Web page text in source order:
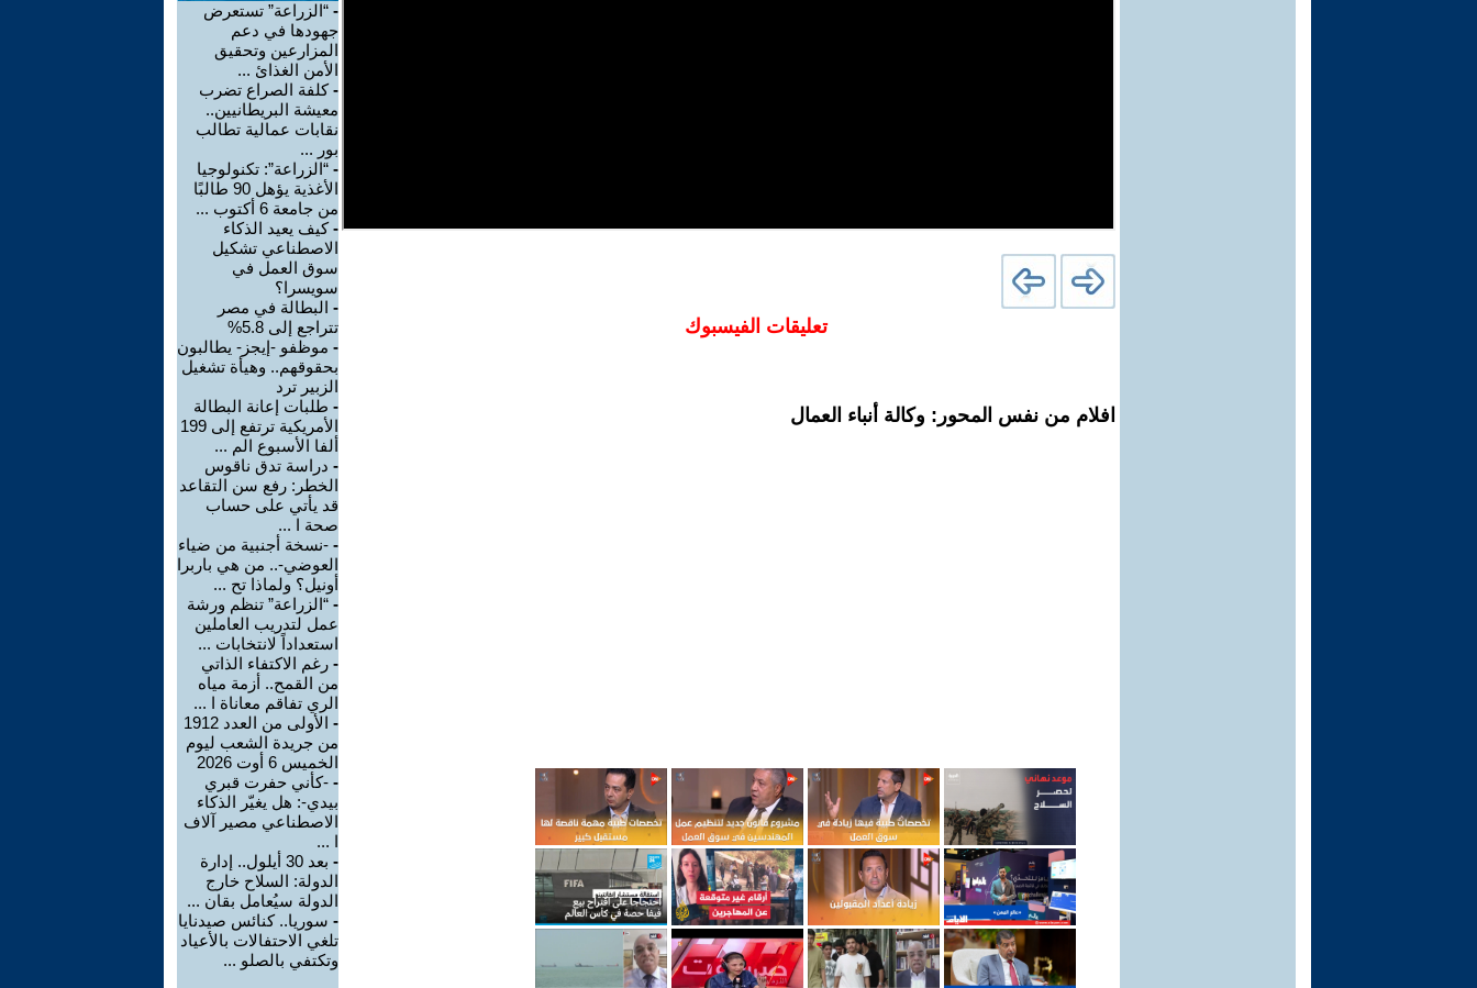
تعليقات الفيسبوك
افلام من نفس المحور: وكالة أنباء العمال
- “الزراعة” تستعرض
جهودها في دعم
المزارعين وتحقيق
الأمن الغذائ ...
-كلفة الصراع تضرب
معيشة البريطانيين..
نقابات عمالية تطالب
بور ...
- “الزراعة”: تكنولوجيا
الأغذية يؤهل 90 طالبًا
من جامعة 6 أكتوب ...
-كيف يعيد الذكاء
الاصطناعي تشكيل
سوق العمل في
سويسرا؟
- البطالة في مصر
تتراجع إلى 5.8%
- موظفو -إيجز- يطالبون
بحقوقهم.. وهيأة تشغيل
الزبير ترد
- طلبات إعانة البطالة
الأمريكية ترتفع إلى 199
ألفا الأسبوع الم ...
- دراسة تدق ناقوس
الخطر: رفع سن التقاعد
قد يأتي على حساب
صحة ا ...
- -نسخة أجنبية من ضياء
العوضي-.. من هي باربرا
أونيل؟ ولماذا تح ...
- “الزراعة” تنظم ورشة
عمل لتدريب العاملين
استعداداً لانتخابات ...
- رغم الاكتفاء الذاتي
من القمح.. أزمة مياه
الري تفاقم معاناة ا ...
-
الأولى من العدد 1912
من جريدة الشعب ليوم
الخميس 6 أوت 2026
- -كأني حفرت قبري
بيدي-: هل يغيّر الذكاء
الاصطناعي مصير آلاف
ا ...
-
بعد 30 أيلول.. إدارة
الدولة: السلاح خارج
الدولة سيُعامل بقان ...
- سوريا.. كنائس صيدنايا
تلغي الاحتفالات بالأعياد
وتكتفي بالصلو ...